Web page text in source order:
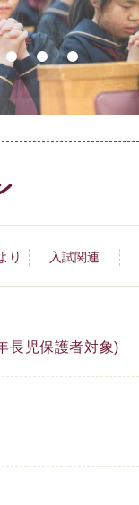
ォメーション
り 入試関連
長児保護者対象)